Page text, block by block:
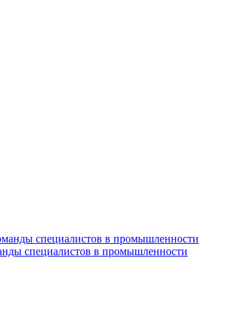
специалистов в промышленности